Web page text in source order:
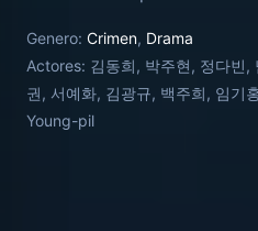
joven estudiante modelo de
embargo en realidad es el
serie de actividades
la imaginación de sus
Genero: Crimen, Drama
Actores: 김동희, 박주현, 정다빈,
권, 서예화, 김광규, 백주희, 임기
Young-pil